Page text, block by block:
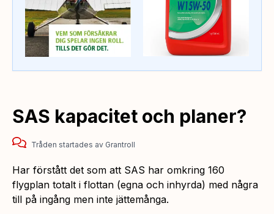
SAS kapacitet och planer?
Tråden startades av Grantroll
Har förstått det som att SAS har omkring 160
flygplan totalt i flottan (egna och inhyrda) med några
till på ingång men inte jättemånga.